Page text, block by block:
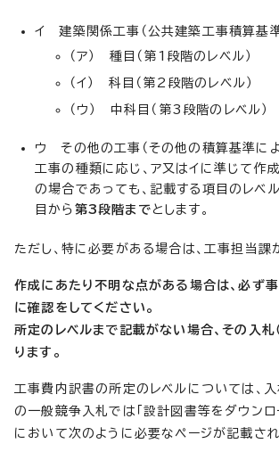
イ 建築関係工事（公共建築工事積算基準
（ア） 種目（第1段階のレベル）
（イ） 科目（第2段階のレベル）
（ウ） 中科目（第3段階のレベル）
ウ その他の工事（その他の積算基準によ
工事の種類に応じ、ア又はイに準じて作
の場合であっても、記載する項目のレベ
目から 第3段階まで とします。
ただし、特に必要がある場合は、工事担当課
作成にあたり不明な点がある場合は、必ず
に確認をしてください。
所定のレベルまで記載がない場合、その入札
ります。
工事費内訳書の所定のレベルについては、
の一般競争入札では「設計図書等をダウンロ
において次のように必要なページが記載され